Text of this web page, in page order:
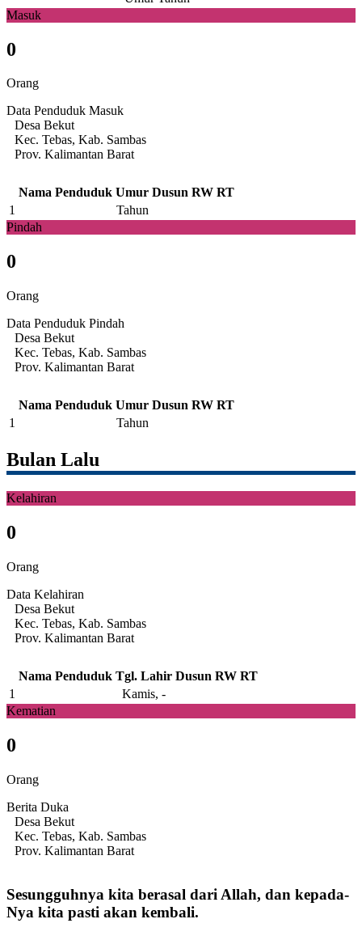
Masuk
0
Orang
Data Penduduk Masuk
Desa Bekut
Kec. Tebas, Kab. Sambas
Prov. Kalimantan Barat
Nama Penduduk Umur Dusun RW RT
1
Tahun
Pindah
0
Orang
Data Penduduk Pindah
Desa Bekut
Kec. Tebas, Kab. Sambas
Prov. Kalimantan Barat
Nama Penduduk Umur Dusun RW RT
1
Tahun
Bulan Lalu
Kelahiran
0
Orang
Data Kelahiran
Desa Bekut
Kec. Tebas, Kab. Sambas
Prov. Kalimantan Barat
Nama Penduduk Tgl. Lahir Dusun RW RT
1
Kamis, -
Kematian
0
Orang
Berita Duka
Desa Bekut
Kec. Tebas, Kab. Sambas
Prov. Kalimantan Barat
Sesungguhnya kita berasal dari Allah, dan kepada-
Nya kita pasti akan kembali.